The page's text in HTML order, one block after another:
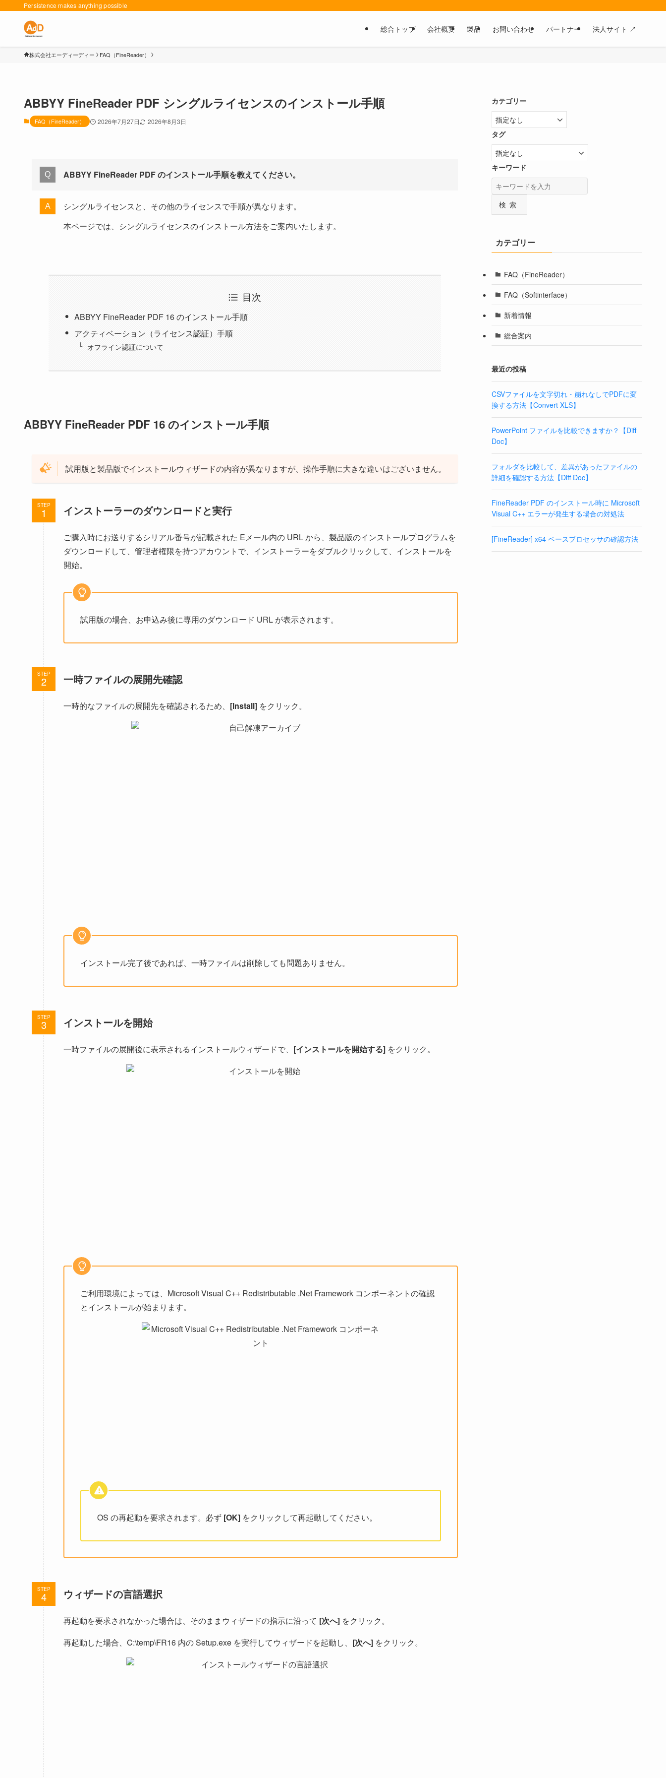
Persistence makes anything possible
総合トップ 会社概要 製品 お問い合わせ パートナー 法人サイト ↗
株式会社エーディーディー FAQ（FineReader）
ABBYY FineReader PDF シングルライセンスのインストール手順
FAQ（FineReader） 2026年7月27日 2026年8月3日
ABBYY FineReader PDF のインストール手順を教えてください。
シングルライセンスと、その他のライセンスで手順が異なります。
本ページでは、シングルライセンスのインストール方法をご案内いたします。
目次
ABBYY FineReader PDF 16 のインストール手順
アクティベーション（ライセンス認証）手順
オフライン認証について
ABBYY FineReader PDF 16 のインストール手順
試用版と製品版でインストールウィザードの内容が異なりますが、操作手順に大きな違いはございません。
STEP インストーラーのダウンロードと実行
ご購入時にお送りするシリアル番号が記載された Eメール内の URL から、製品版のインストールプログラムを
ダウンロードして、管理者権限を持つアカウントで、インストーラーをダブルクリックして、インストールを
開始。
試用版の場合、お申込み後に専用のダウンロード URL が表示されます。
STEP 一時ファイルの展開先確認
一時的なファイルの展開先を確認されるため、 [Install] をクリック。
インストール完了後であれば、一時ファイルは削除しても問題ありません。
STEP インストールを開始
一時ファイルの展開後に表示されるインストールウィザードで、 [インストールを開始する] をクリック。
ご利用環境によっては、Microsoft Visual C++ Redistributable .Net Framework コンポーネントの確認
とインストールが始まります。
OS の再起動を要求されます。必ず [OK] をクリックして再起動してください。
STEP ウィザードの言語選択
再起動を要求されなかった場合は、そのままウィザードの指示に沿って [次へ] をクリック。
再起動した場合、C:\temp\FR16 内の Setup.exe を実行してウィザードを起動し、 [次へ] をクリック。
カテゴリー
タグ
キーワード
検索
カテゴリー
FAQ（FineReader）
FAQ（Softinterface）
新着情報
総合案内
最近の投稿
CSVファイルを文字切れ・崩れなしでPDFに変
換する方法【Convert XLS】
PowerPoint ファイルを比較できますか？【Diff
Doc】
フォルダを比較して、差異があったファイルの
詳細を確認する方法【Diff Doc】
FineReader PDF のインストール時に Microsoft
Visual C++ エラーが発生する場合の対処法
[FineReader] x64 ベースプロセッサの確認方法